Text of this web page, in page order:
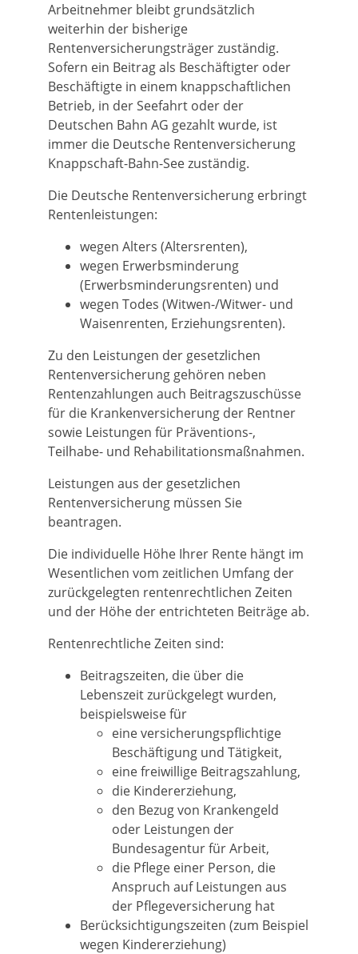
Arbeitnehmer bleibt grundsätzlich
weiterhin der bisherige
Rentenversicherungsträger zuständig.
Sofern ein Beitrag als Beschäftigter oder
Beschäftigte in einem knappschaftlichen
Betrieb, in der Seefahrt oder der
Deutschen Bahn AG gezahlt wurde, ist
immer die Deutsche Rentenversicherung
Knappschaft-Bahn-See zuständig.
Die Deutsche Rentenversicherung erbringt
Rentenleistungen:
wegen Alters (Altersrenten),
wegen Erwerbsminderung
(Erwerbsminderungsrenten) und
wegen Todes (Witwen-/Witwer- und
Waisenrenten, Erziehungsrenten).
Zu den Leistungen der gesetzlichen
Rentenversicherung gehören neben
Rentenzahlungen auch Beitragszuschüsse
für die Krankenversicherung der Rentner
sowie Leistungen für Präventions-,
Teilhabe- und Rehabilitationsmaßnahmen.
Leistungen aus der gesetzlichen
Rentenversicherung müssen Sie
beantragen.
Die individuelle Höhe Ihrer Rente hängt im
Wesentlichen vom zeitlichen Umfang der
zurückgelegten rentenrechtlichen Zeiten
und der Höhe der entrichteten Beiträge ab.
Rentenrechtliche Zeiten sind:
Beitragszeiten, die über die
Lebenszeit zurückgelegt wurden,
beispielsweise für
eine versicherungspflichtige
Beschäftigung und Tätigkeit,
eine freiwillige Beitragszahlung,
die Kindererziehung,
den Bezug von Krankengeld
oder Leistungen der
Bundesagentur für Arbeit,
die Pflege einer Person, die
Anspruch auf Leistungen aus
der Pflegeversicherung hat
Berücksichtigungszeiten (zum Beispiel
wegen Kindererziehung)